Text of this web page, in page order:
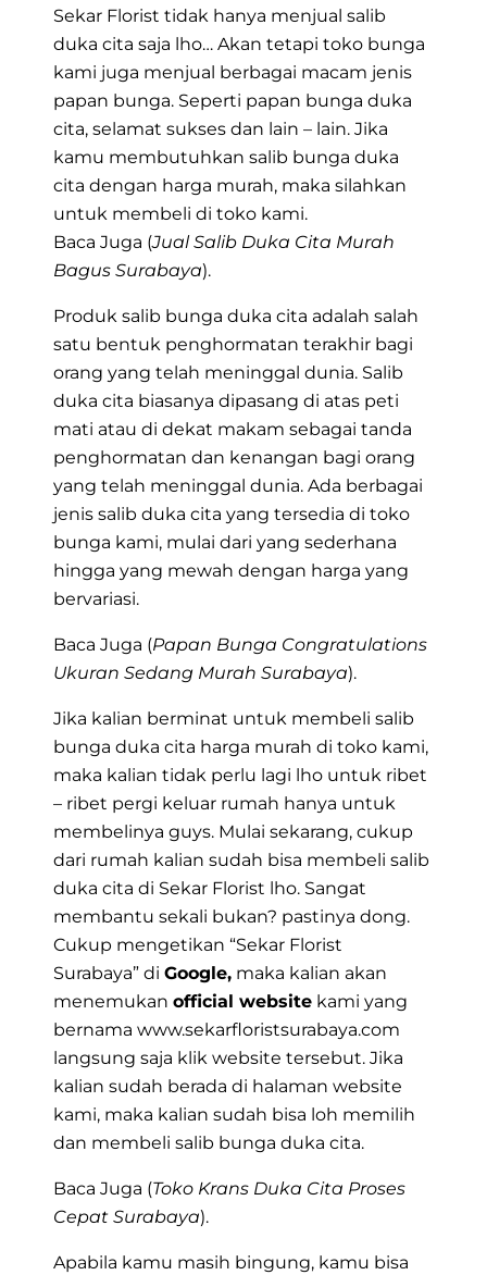
Sekar Florist tidak hanya menjual salib
duka cita saja lho… Akan tetapi toko bunga
kami juga menjual berbagai macam jenis
papan bunga. Seperti papan bunga duka
cita, selamat sukses dan lain – lain. Jika
kamu membutuhkan salib bunga duka
cita dengan harga murah, maka silahkan
untuk membeli di toko kami.
Baca Juga (Jual Salib Duka Cita Murah
Bagus Surabaya).
Produk salib bunga duka cita adalah salah
satu bentuk penghormatan terakhir bagi
orang yang telah meninggal dunia. Salib
duka cita biasanya dipasang di atas peti
mati atau di dekat makam sebagai tanda
penghormatan dan kenangan bagi orang
yang telah meninggal dunia. Ada berbagai
jenis salib duka cita yang tersedia di toko
bunga kami, mulai dari yang sederhana
hingga yang mewah dengan harga yang
bervariasi.
Baca Juga (Papan Bunga Congratulations
Ukuran Sedang Murah Surabaya).
Jika kalian berminat untuk membeli salib
bunga duka cita harga murah di toko kami,
maka kalian tidak perlu lagi lho untuk ribet
– ribet pergi keluar rumah hanya untuk
membelinya guys. Mulai sekarang, cukup
dari rumah kalian sudah bisa membeli salib
duka cita di Sekar Florist lho. Sangat
membantu sekali bukan? pastinya dong.
Cukup mengetikan “Sekar Florist
Surabaya” di Google, maka kalian akan
menemukan official website kami yang
bernama www.sekarfloristsurabaya.com
langsung saja klik website tersebut. Jika
kalian sudah berada di halaman website
kami, maka kalian sudah bisa loh memilih
dan membeli salib bunga duka cita.
Baca Juga (Toko Krans Duka Cita Proses
Cepat Surabaya).
Apabila kamu masih bingung, kamu bisa